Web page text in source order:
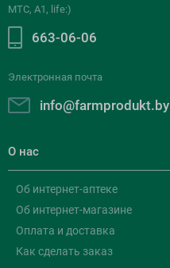
МТС, A1, life:)
663-06-06
Электронная почта
info@farmprodukt.by
О нас
Об интернет-аптеке
Об интернет-магазине
Оплата и доставка
Как сделать заказ